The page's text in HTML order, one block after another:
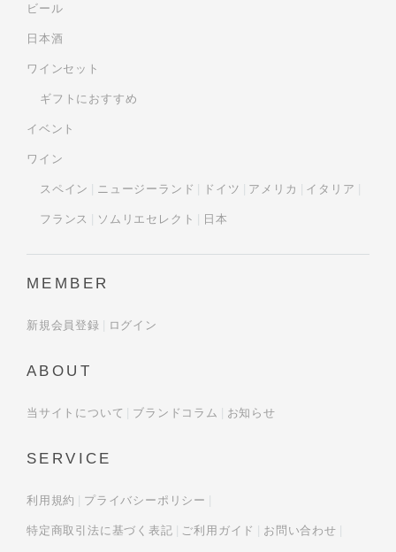
ビール
日本酒
ワインセット
ギフトにおすすめ
イベント
ワイン
スペイン ニュージーランド ドイツ アメリカ イタリア
フランス ソムリエセレクト 日本
MEMBER
新規会員登録 ログイン
ABOUT
当サイトについて ブランドコラム お知らせ
SERVICE
利用規約 プライバシーポリシー
特定商取引法に基づく表記 ご利用ガイド お問い合わせ